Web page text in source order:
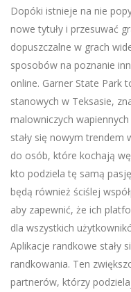
Dopóki istnieje na nie
nowe tytuły i przesuwać
dopuszczalne w grach
sposobów na poznanie
online. Garner State Park
stanowych w Teksasie,
malowniczych
stały się nowym trendem
do osób, które kochają
kto podziela tę samą
będą również ściślej
aby zapewnić, że ich
dla wszystkich
Aplikacje randkowe stały
randkowania. Ten
partnerów, którzy